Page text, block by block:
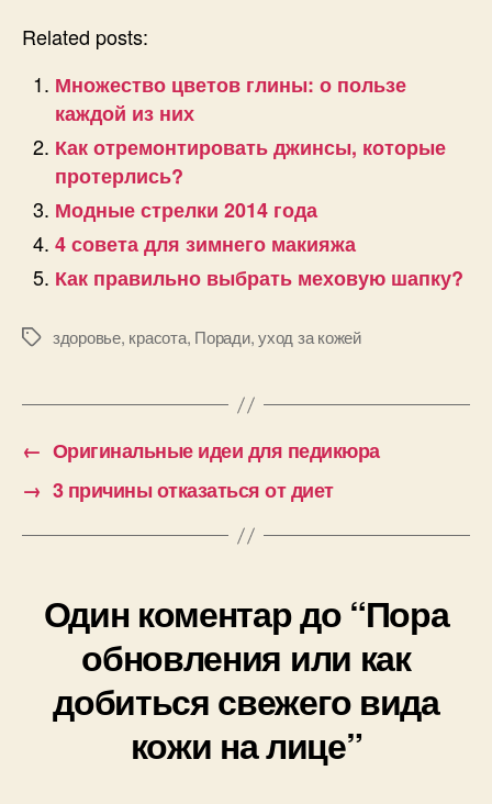
Related posts:
Множество цветов глины: о пользе
каждой из них
Как отремонтировать джинсы, которые
протерлись?
Модные стрелки 2014 года
4 совета для зимнего макияжа
Как правильно выбрать меховую шапку?
Позначки
здоровье, красота, Поради,уход за кожей
← Оригинальные идеи для педикюра
→ 3 причины отказаться от диет
Один коментар до “Пора
обновления или как
добиться свежего вида
кожи на лице”